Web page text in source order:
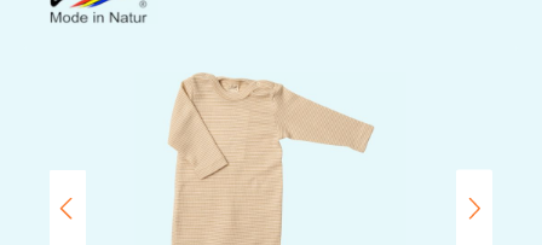
Bildergalerie überspringen